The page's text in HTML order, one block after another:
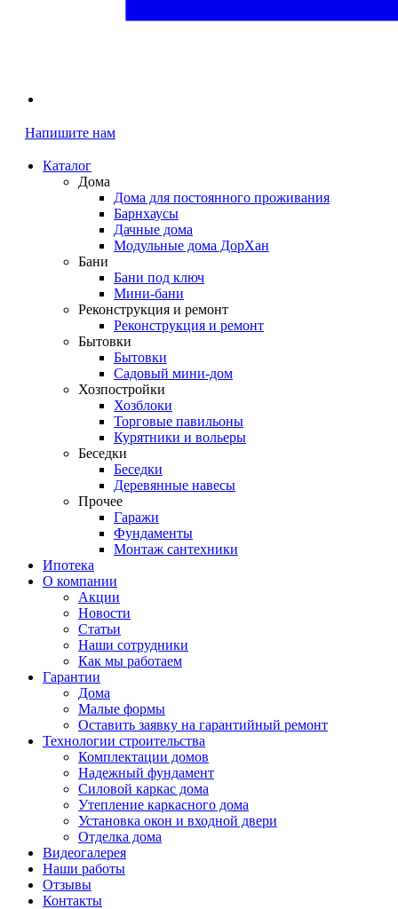
Напишите нам
Каталог
Дома
Дома для постоянного проживания
Барнхаусы
Дачные дома
Модульные дома ДорХан
Бани
Бани под ключ
Мини-бани
Реконструкция и ремонт
Реконструкция и ремонт
Бытовки
Бытовки
Садовый мини-дом
Хозпостройки
Хозблоки
Торговые павильоны
Курятники и вольеры
Беседки
Беседки
Деревянные навесы
Прочее
Гаражи
Фундаменты
Монтаж сантехники
Ипотека
О компании
Акции
Новости
Статьи
Наши сотрудники
Как мы работаем
Гарантии
Дома
Малые формы
Оставить заявку на гарантийный ремонт
Технологии строительства
Комплектации домов
Надежный фундамент
Силовой каркас дома
Утепление каркасного дома
Установка окон и входной двери
Отделка дома
Видеогалерея
Наши работы
Отзывы
Контакты